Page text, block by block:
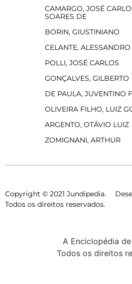
CAMARGO, JOSÉ
SOARES DE
BORIN, GIUSTINIANO
CELANTE, ALESSANDRO
POLLI, JOSÉ CARLOS
GONÇALVES, GILBERTO
DE PAULA, JUVENTINO
OLIVEIRA FILHO, LUIZ
ARGENTO, OTÁVIO LUIZ
ZOMIGNANI, ARTHUR
Copyright © 2021 Jundipedia.
Todos os direitos reservados.
A Enciclopédia
Todos os direitos